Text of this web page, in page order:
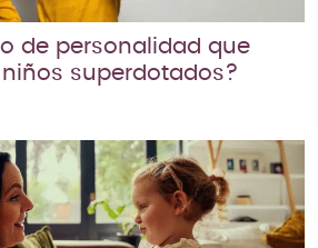
de personalidad que
superdotados?